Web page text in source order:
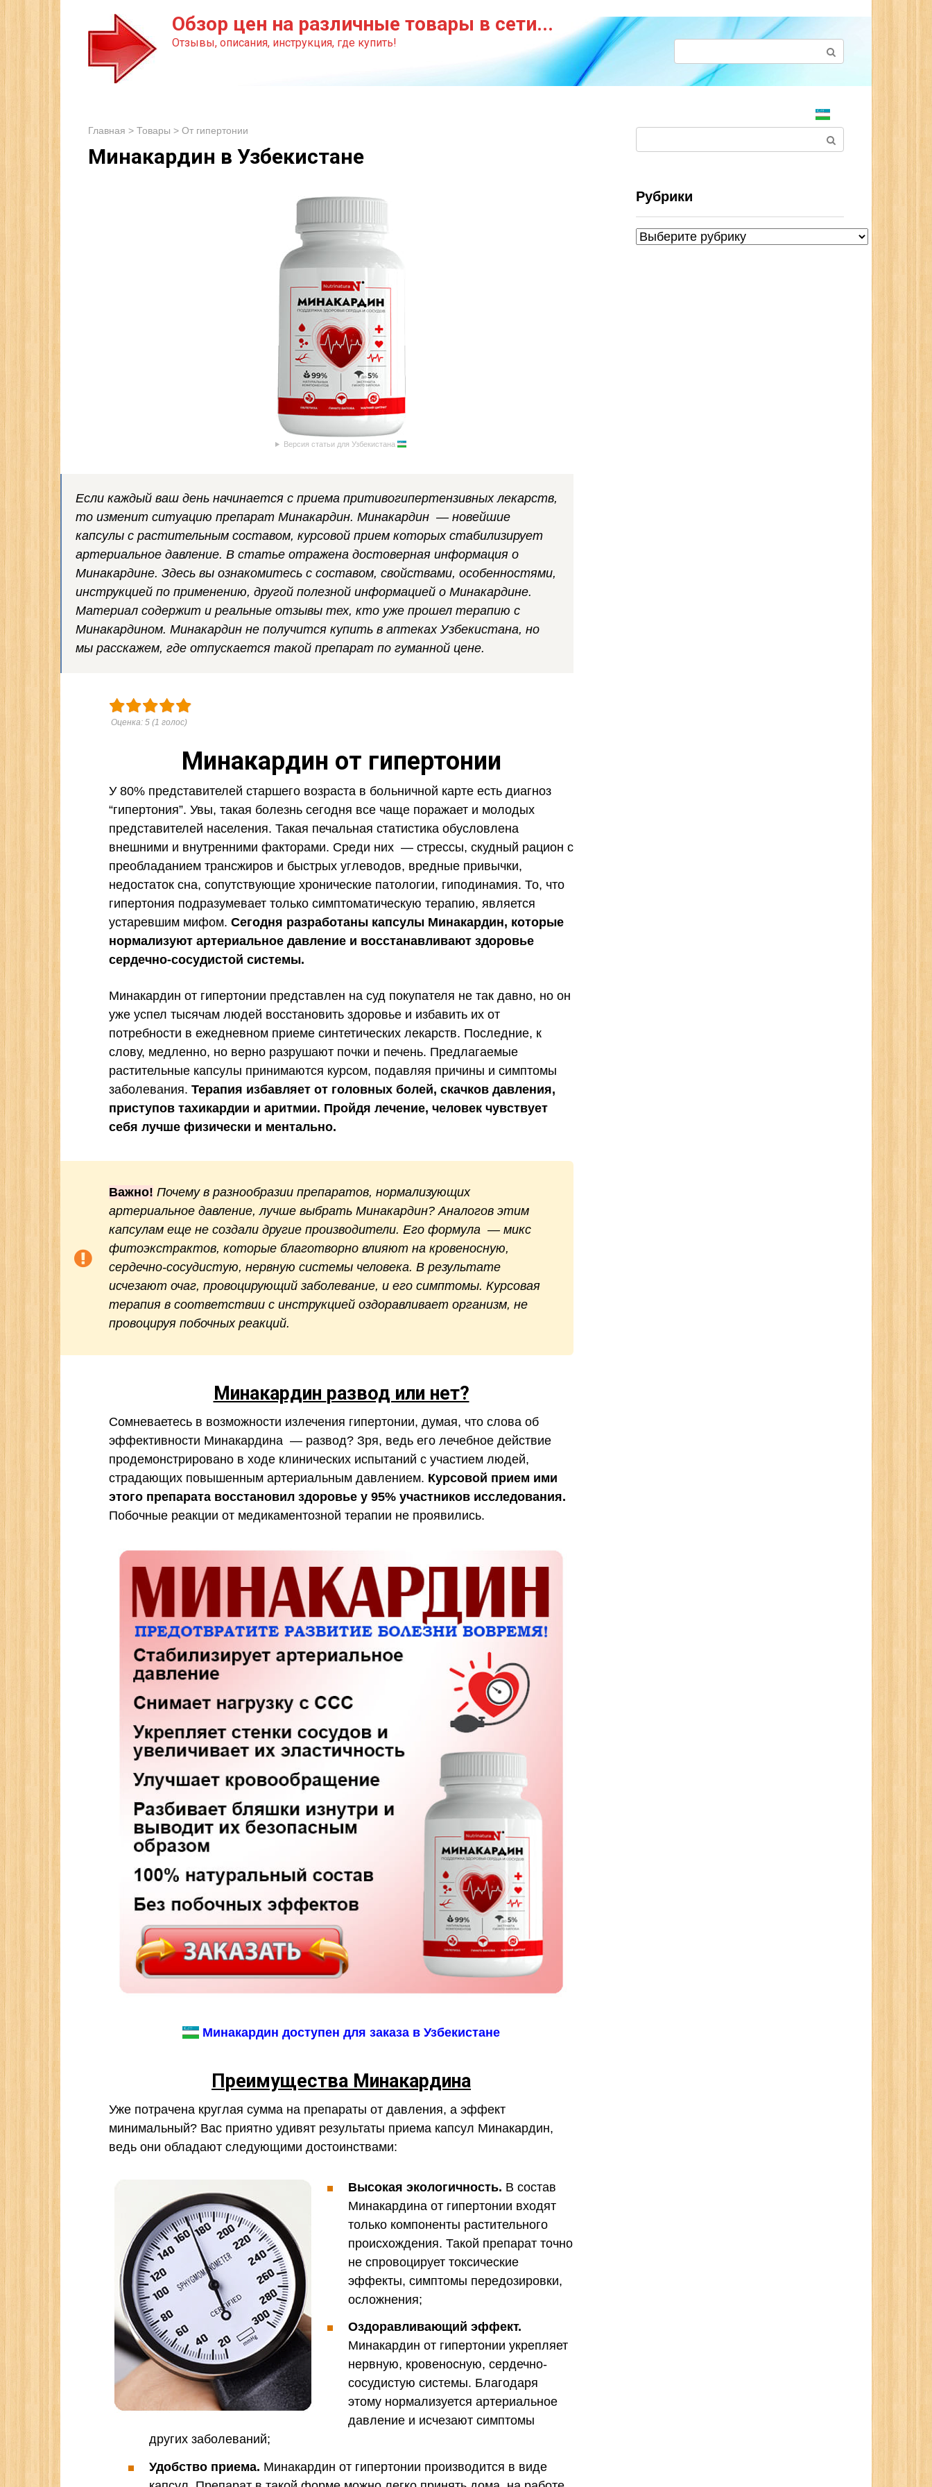
Обзор цен на различные товары в сети...
Отзывы, описания, инструкция, где купить!
Главная > Товары > От гипертонии
Минакардин в Узбекистане
Версия статьи для Узбекистана
Если каждый ваш день начинается с приема притивогипертензивных лекарств,
то изменит ситуацию препарат Минакардин. Минакардин — новейшие
капсулы с растительным составом, курсовой прием которых стабилизирует
артериальное давление. В статье отражена достоверная информация о
Минакардине. Здесь вы ознакомитесь с составом, свойствами, особенностями,
инструкцией по применению, другой полезной информацией о Минакардине.
Материал содержит и реальные отзывы тех, кто уже прошел терапию с
Минакардином. Минакардин не получится купить в аптеках Узбекистана, но
мы расскажем, где отпускается такой препарат по гуманной цене.
Оценка: 5 (1 голос)
Минакардин от гипертонии
У 80% представителей старшего возраста в больничной карте есть диагноз
“гипертония”. Увы, такая болезнь сегодня все чаще поражает и молодых
представителей населения. Такая печальная статистика обусловлена
внешними и внутренними факторами. Среди них — стрессы, скудный рацион с
преобладанием трансжиров и быстрых углеводов, вредные привычки,
недостаток сна, сопутствующие хронические патологии, гиподинамия. То, что
гипертония подразумевает только симптоматическую терапию, является
устаревшим мифом. Сегодня разработаны капсулы Минакардин, которые
нормализуют артериальное давление и восстанавливают здоровье
сердечно-сосудистой системы.
Минакардин от гипертонии представлен на суд покупателя не так давно, но он
уже успел тысячам людей восстановить здоровье и избавить их от
потребности в ежедневном приеме синтетических лекарств. Последние, к
слову, медленно, но верно разрушают почки и печень. Предлагаемые
растительные капсулы принимаются курсом, подавляя причины и симптомы
заболевания. Терапия избавляет от головных болей, скачков давления,
приступов тахикардии и аритмии. Пройдя лечение, человек чувствует
себя лучше физически и ментально.
Важно! Почему в разнообразии препаратов, нормализующих
артериальное давление, лучше выбрать Минакардин? Аналогов этим
капсулам еще не создали другие производители. Его формула — микс
фитоэкстрактов, которые благотворно влияют на кровеносную,
сердечно-сосудистую, нервную системы человека. В результате
исчезают очаг, провоцирующий заболевание, и его симптомы. Курсовая
терапия в соответствии с инструкцией оздоравливает организм, не
провоцируя побочных реакций.
Минакардин развод или нет?
Сомневаетесь в возможности излечения гипертонии, думая, что слова об
эффективности Минакардина — развод? Зря, ведь его лечебное действие
продемонстрировано в ходе клинических испытаний с участием людей,
страдающих повышенным артериальным давлением. Курсовой прием ими
этого препарата восстановил здоровье у 95% участников исследования.
Побочные реакции от медикаментозной терапии не проявились.
Минакардин доступен для заказа в Узбекистане
Преимущества Минакардина
Уже потрачена круглая сумма на препараты от давления, а эффект
минимальный? Вас приятно удивят результаты приема капсул Минакардин,
ведь они обладают следующими достоинствами:
Высокая экологичность. В состав
Минакардина от гипертонии входят
только компоненты растительного
происхождения. Такой препарат точно
не спровоцирует токсические
эффекты, симптомы передозировки,
осложнения;
Оздоравливающий эффект.
Минакардин от гипертонии укрепляет
нервную, кровеносную, сердечно-
сосудистую системы. Благодаря
этому нормализуется артериальное
давление и исчезают симптомы
других заболеваний;
Удобство приема. Минакардин от гипертонии производится в виде
Рубрики
Рубрики